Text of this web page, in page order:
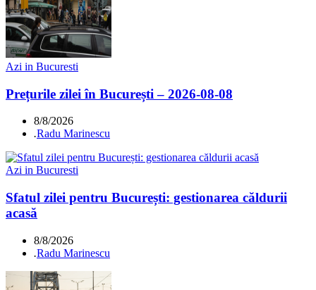
Azi in Bucuresti
Prețurile zilei în București – 2026-08-08
8/8/2026
.Radu Marinescu
Azi in Bucuresti
Sfatul zilei pentru București: gestionarea căldurii
acasă
8/8/2026
.Radu Marinescu